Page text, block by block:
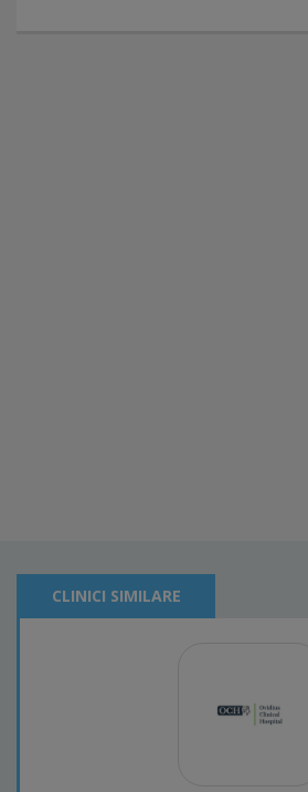
CLINICI SIMILARE